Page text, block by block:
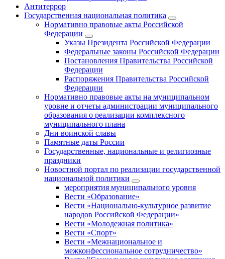
Антитеррор
Государственная национальная политика
Нормативно правовые акты Российской
Федерации
Указы Президента Российской Федерации
Федеральные законы Российской Федерации
Постановления Правительства Российской
Федерации
Распоряжения Правительства Российской
Федерации
Нормативно правовые акты на муниципальном
уровне и отчеты администрации муниципального
образования о реализации комплексного
муниципального плана
Дни воинской славы
Памятные даты России
Государственные, национальные и религиозные
праздники
Новостной портал по реализации государственной
национальной политики
мероприятия муниципального уровня
Вести «Образование»
Вести «Национально-культурное развитие
народов Российской Федерации»
Вести «Молодежная политика»
Вести «Спорт»
Вести «Межнациональное и
межконфессиональное сотрудничество»